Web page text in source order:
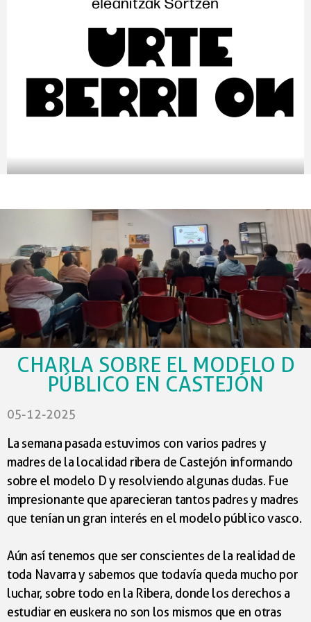
por hacer y este es sólo el primer paso, seguimos
trabajando. Muchas familias de origen migrado son
probablemente son lenguas minoritarias en algunos
casos. El euskera también es una lengua minoritaria,
función del lugar en el que vivamos. La escuela
permite el aprendizaje del idioma de forma natural.
Nosotras queremos trabajar junto a las comunidades
migradas, enriqueciendonuestra realidad, porque
como hemos dicho la integración se hace mediante
CHARLA SOBRE EL MODELO D
PÚBLICO EN CASTEJÓN
05-12-2025
La semana pasada estuvimos con varios padres y
madres de la localidad ribera de Castejón informando
sobre el modelo D y resolviendo algunas dudas. Fue
impresionante que aparecieran tantos padres y madres
que tenían un gran interés en el modelo público vasco.
Aún así tenemos que ser conscientes de la realidad de
toda Navarra y sabemos que todavía queda mucho por
luchar, sobre todo en la Ribera, donde los derechos a
estudiar en euskera no son los mismos que en otras